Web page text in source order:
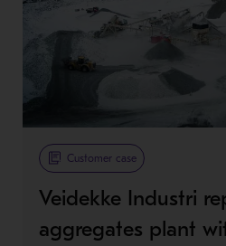
Customer case
Veidekke Industri
aggregates plant